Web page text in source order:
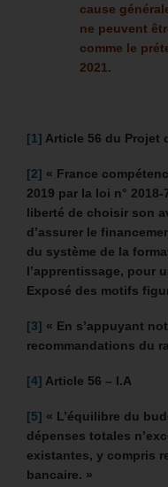
cause
ne peuvent
comme le
2021.
[1] Article 56 du Projet
[2] « France
2019 par la loi n°
liberté de choisir son
d’assurer le
du système de la
l’apprentissage, pour
Exposé des motifs
[3] « En s’appuyant
recommandations du
[4] Article 56 – I.A
[5] « L’équilibre du
dépenses totales
existantes, y compris
bancaire. »